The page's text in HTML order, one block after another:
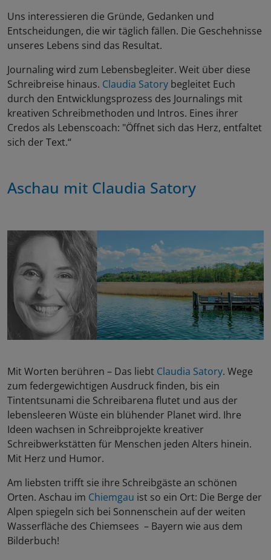
Uns interessieren die Gründe, Gedanken und
Entscheidungen, die wir täglich fällen. Die Geschehnisse
unseres Lebens sind das Resultat.
Journaling wird zum Lebensbegleiter. Weit über diese
Schreibreise hinaus. Claudia Satory begleitet Euch
durch den Entwicklungsprozess des Journalings mit
kreativen Schreibmethoden und Intros. Eines ihrer
Credos als Lebenscoach: "Öffnet sich das Herz, entfaltet
sich der Text.“
Aschau mit Claudia Satory
Mit Worten berühren – Das liebt Claudia Satory. Wege
zum federgewichtigen Ausdruck finden, bis ein
Tintentsunami die Schreibarena flutet und aus der
lebensleeren Wüste ein blühender Planet wird. Ihre
Ideen wachsen in Schreibprojekte kreativer
Schreibwerkstätten für Menschen jeden Alters hinein.
Mit Herz und Humor.
Am liebsten trifft sie ihre Schreibgäste an schönen
Orten. Aschau im Chiemgau ist so ein Ort: Die Berge der
Alpen spiegeln sich bei Sonnenschein auf der weiten
Wasserfläche des Chiemsees – Bayern wie aus dem
Bilderbuch!